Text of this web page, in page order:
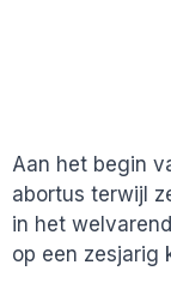
Aan het begin
abortus terwijl
in het
op een zesjarig